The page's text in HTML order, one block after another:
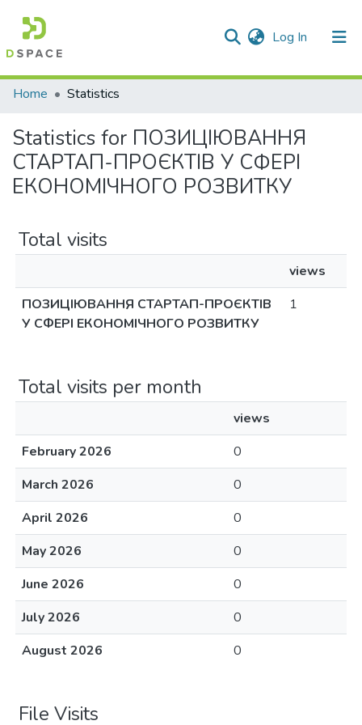
Log In (current)
Communities & Collections
Home Statistics
Statistics for ПОЗИЦІЮВАННЯ
СТАРТАП-ПРОЄКТІВ У СФЕРІ
ЕКОНОМІЧНОГО РОЗВИТКУ
Total visits
views
ПОЗИЦІЮВАННЯ СТАРТАП-ПРОЄКТІВ
У СФЕРІ ЕКОНОМІЧНОГО РОЗВИТКУ
1
Total visits per month
views
February 2026
0
March 2026
0
April 2026
0
May 2026
0
June 2026
0
July 2026
0
August 2026
0
File Visits